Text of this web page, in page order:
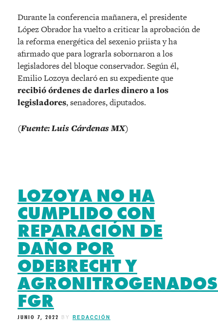
Durante la conferencia mañanera, el presidente
López Obrador ha vuelto a criticar la aprobación de
la reforma energética del sexenio priista y ha
afirmado que para lograrla sobornaron a los
legisladores del bloque conservador. Según él,
Emilio Lozoya declaró en su expediente que
recibió órdenes de darles dinero a los
legisladores, senadores, diputados.
(Fuente: Luis Cárdenas MX)
LOZOYA NO HA
CUMPLIDO CON
REPARACIÓN DE
DAÑO POR
ODEBRECHT Y
FGR
JUNIO 7, 2022 BY REDACCIÓN